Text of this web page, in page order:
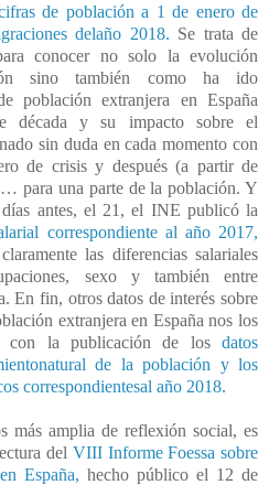
de población a 1 de enero de
delaño 2018. Se trata de
conocer no solo la evolución
sino también como ha ido
población extranjera en España
década y su impacto sobre el
sin duda en cada momento con
de crisis y después (a partir de
para una parte de la población. Y
antes, el 21, el INE publicó la
correspondiente al año 2017,
las diferencias salariales
sexo y también entre
En fin, otros datos de interés sobre
extranjera en España nos los
la publicación de losdatos
de la población y los
correspondientesal año 2018.
más amplia de reflexión social, es
del VIII Informe Foessa sobre
España, hecho público el 12 de